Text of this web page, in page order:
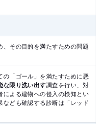
その目的を満たすための問題
「ゴール」を満たすために悪
な限り洗い出す調査を行い、対
よる建物への侵入の検知とい
ども確認する診断は「レッド